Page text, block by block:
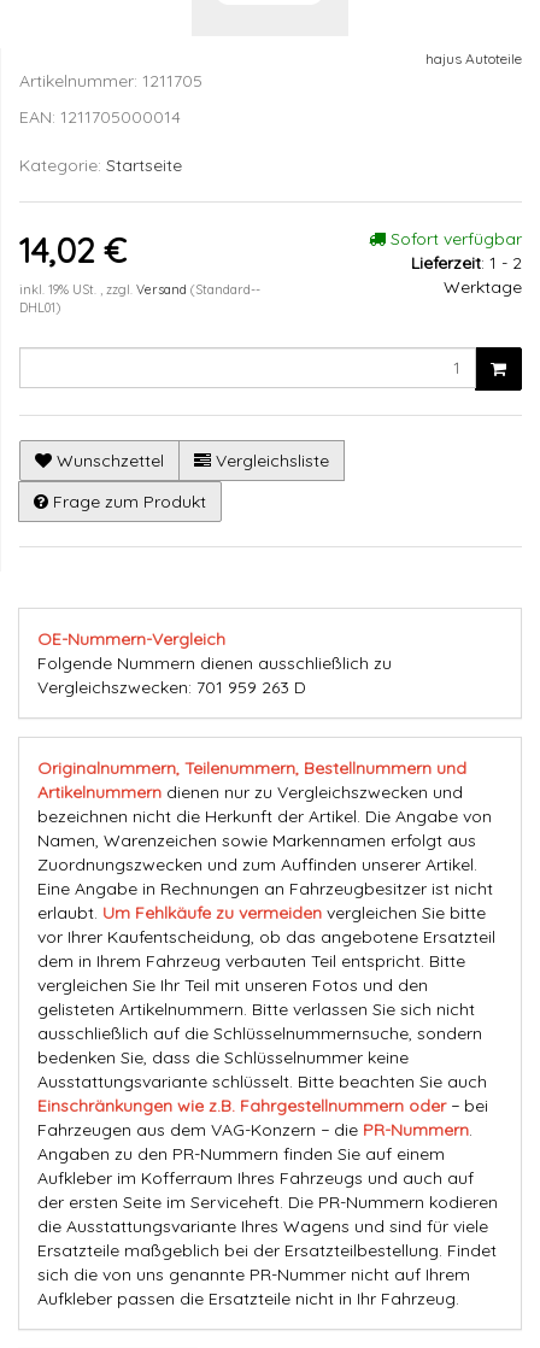
hajus Autoteile
Artikelnummer: 1211705
EAN: 1211705000014
Kategorie: Startseite
14,02 €
inkl. 19% USt. , zzgl. Versand (Standard--
DHL01)
Sofort verfügbar
Lieferzeit: 1 - 2
Werktage
Wunschzettel
Vergleichsliste
Frage zum Produkt
OE-Nummern-Vergleich
Folgende Nummern dienen ausschließlich zu
Vergleichszwecken: 701 959 263 D
Originalnummern, Teilenummern, Bestellnummern und
Artikelnummern dienen nur zu Vergleichszwecken und
bezeichnen nicht die Herkunft der Artikel. Die Angabe von
Namen, Warenzeichen sowie Markennamen erfolgt aus
Zuordnungszwecken und zum Auffinden unserer Artikel.
Eine Angabe in Rechnungen an Fahrzeugbesitzer ist nicht
erlaubt. Um Fehlkäufe zu vermeiden vergleichen Sie bitte
vor Ihrer Kaufentscheidung, ob das angebotene Ersatzteil
dem in Ihrem Fahrzeug verbauten Teil entspricht. Bitte
vergleichen Sie Ihr Teil mit unseren Fotos und den
gelisteten Artikelnummern. Bitte verlassen Sie sich nicht
ausschließlich auf die Schlüsselnummernsuche, sondern
bedenken Sie, dass die Schlüsselnummer keine
Ausstattungsvariante schlüsselt. Bitte beachten Sie auch
Einschränkungen wie z.B. Fahrgestellnummern oder− bei
Fahrzeugen aus dem VAG-Konzern − die PR-Nummern
Angaben zu den PR-Nummern finden Sie auf einem
Aufkleber im Kofferraum Ihres Fahrzeugs und auch auf
der ersten Seite im Serviceheft. Die PR-Nummern kodieren
die Ausstattungsvariante Ihres Wagens und sind für viele
Ersatzteile maßgeblich bei der Ersatzteilbestellung. Findet
sich die von uns genannte PR-Nummer nicht auf Ihrem
Aufkleber passen die Ersatzteile nicht in Ihr Fahrzeug.